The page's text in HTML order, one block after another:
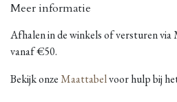
Meer informatie
Afhalen in de winkels of versturen via
vanaf €50.
Bekijk onzeMaattabelvoor hulp bij